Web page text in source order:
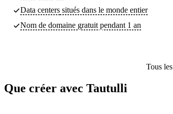
Data centers situés dans le monde entier
Nom de domaine gratuit pendant 1 an
Tous
Que créer avec Tautulli